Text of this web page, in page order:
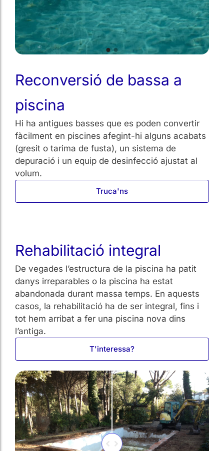
Reconversió de bassa a
piscina
Hi ha antigues basses que es poden convertir
fàcilment en piscines afegint-hi alguns acabats
(gresit o tarima de fusta), un sistema de
depuració i un equip de desinfecció ajustat al
volum.
Truca'ns
Rehabilitació integral
De vegades l’estructura de la piscina ha patit
danys irreparables o la piscina ha estat
abandonada durant massa temps. En aquests
casos, la rehabilitació ha de ser integral, fins i
tot hem arribat a fer una piscina nova dins
l’antiga.
T'interessa?